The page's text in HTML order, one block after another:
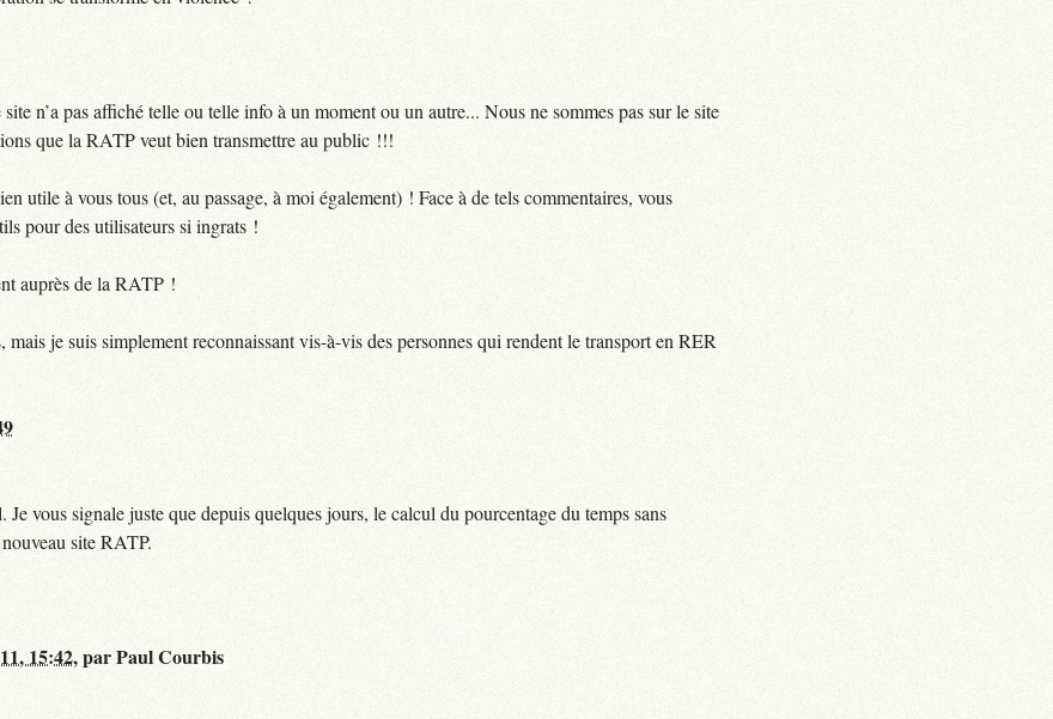
n’a pas affiché telle ou telle info à un moment ou un autre... Nous ne sommes pas sur le site
que la RATP veut bien transmettre au public !!!
utile à vous tous (et, au passage, à moi également) ! Face à de tels commentaires, vous
pour des utilisateurs si ingrats !
auprès de la RATP !
je suis simplement reconnaissant vis-à-vis des personnes qui rendent le transport en RER
vous signale juste que depuis quelques jours, le calcul du pourcentage du temps sans
site RATP.
15:42,parPaul Courbis